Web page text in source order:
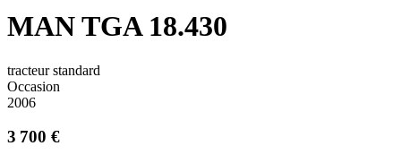
MAN TGA 18.430
tracteur standard
Occasion
2006
3 700 €